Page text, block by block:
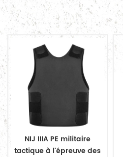
NIJ IIIA PE militaire
tactique à l'épreuve des